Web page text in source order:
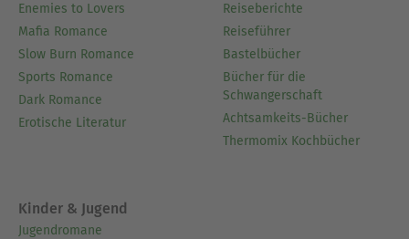
Enemies to Lovers
Mafia Romance
Slow Burn Romance
Sports Romance
Dark Romance
Erotische Literatur
Reiseberichte
Reiseführer
Bastelbücher
Bücher für die
Schwangerschaft
Achtsamkeits-Bücher
Thermomix Kochbücher
Kinder & Jugend
Jugendromane